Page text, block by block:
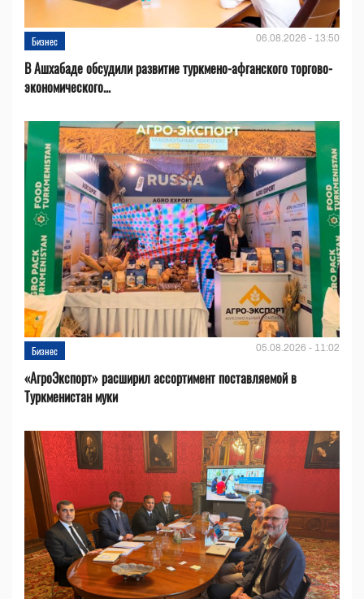
Бизнес 06.08.2026 - 13:50
В Ашхабаде обсудили развитие туркмено-афганского торгово-
экономического...
Бизнес 05.08.2026 - 11:02
«АгроЭкспорт» расширил ассортимент поставляемой в
Туркменистан муки